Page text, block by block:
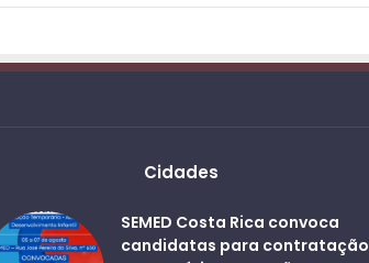
Cidades
SEMED Costa Rica convoca
candidatas para contratação